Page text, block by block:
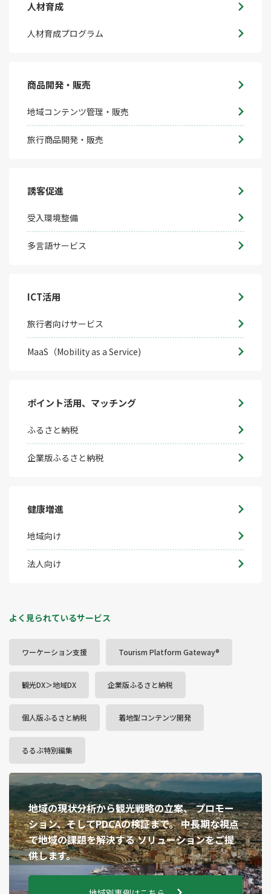
人材育成
人材育成プログラム
商品開発・販売
地域コンテンツ管理・販売
旅行商品開発・販売
誘客促進
受入環境整備
多言語サービス
ICT活用
旅行者向けサービス
MaaS（Mobility as a Service)
ポイント活用、マッチング
ふるさと納税
企業版ふるさと納税
健康増進
地域向け
法人向け
よく見られているサービス
ワーケーション支援 Tourism Platform Gateway®
観光DX＞地域DX 企業版ふるさと納税
個人版ふるさと納税 着地型コンテンツ開発
るるぶ特別編集
地域の現状分析から観光戦略の⽴案、プロモー
ション、そしてPDCAの検証まで。中⻑期な視点
で地域の課題を解決するソリューションをご提
供します。